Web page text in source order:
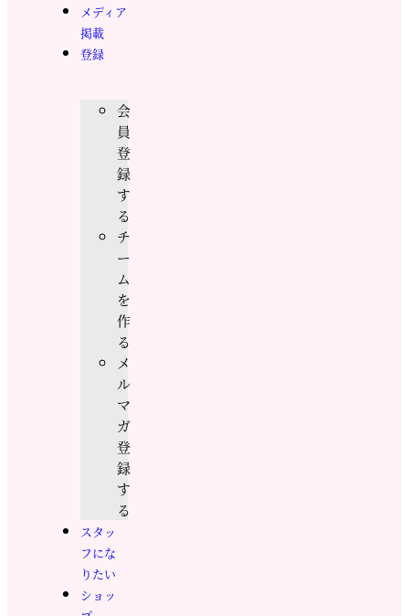
メディア
掲載
登録
会
員
登
録
す
る
チ
ー
ム
を
作
る
メ
ル
マ
ガ
登
録
す
る
スタッ
フにな
りたい
ショッ